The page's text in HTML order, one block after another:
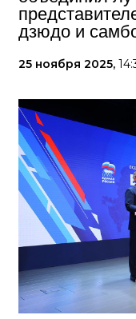
дзюдо и
25 ноября 2025,